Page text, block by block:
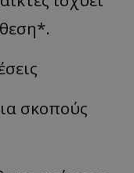
σκοπούς